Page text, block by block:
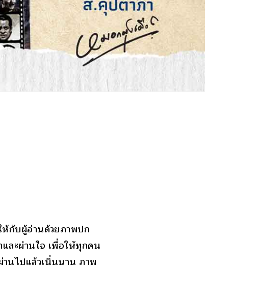
ห้กับผู้อ่านด้วยภาพปก
ละผ่านใจ เพื่อให้ทุกคน
านไปแล้วเนิ่นนาน ภาพ